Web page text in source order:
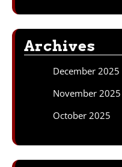
Archives
December 2025
November 2025
October 2025